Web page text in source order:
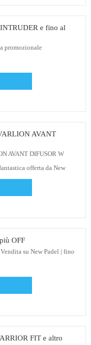
e fino al
promozionale
AVANT
AVANT DIFUSOR W
offerta da New
OFF
su New Padel | fino
FIT e altro